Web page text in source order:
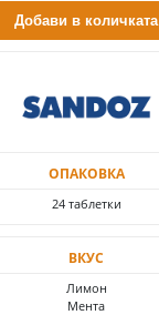
Добави в количката
ОПАКОВКА
24 таблетки
ВКУС
Лимон
Мента